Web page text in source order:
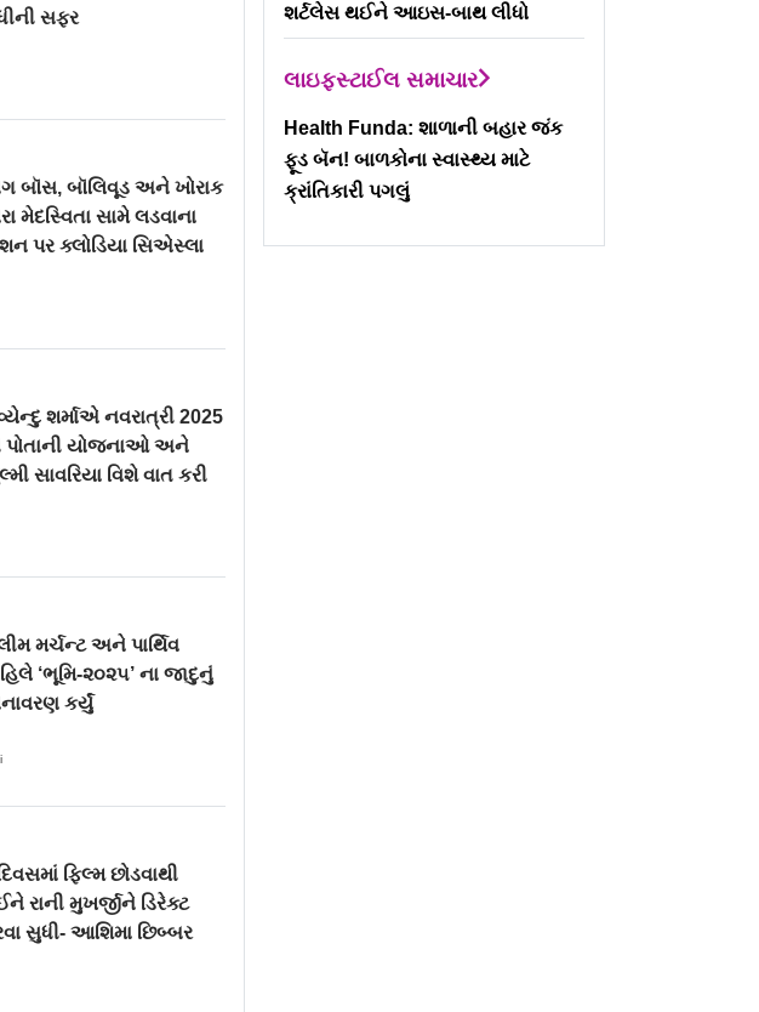
સફર
બૉસ, બૉલિવૂડ અને ખોરાક
મેદસ્વિતા સામે લડવાના
પર ક્લોડિયા સિએસ્લા
શર્માએ નવરાત્રી 2025
પોતાની યોજનાઓ અને
સાવરિયા વિશે વાત કરી
મર્ચન્ટ અને પાર્થિવ
‘ભૂમિ-૨૦૨૫’ ના જાદુનું
કર્યું
ફિલ્મ છોડવાથી
રાની મુખર્જીને ડિરેક્ટ
સુધી- આશિમા છિબ્બર
શર્ટલેસ થઈને આઇસ-બાથ લીધો
લાઇફસ્ટાઈલ સમાચાર
Health Funda: શાળાની બહાર જંક
ફૂડ બૅન! બાળકોના સ્વાસ્થ્ય માટે
ક્રાંતિકારી પગલું